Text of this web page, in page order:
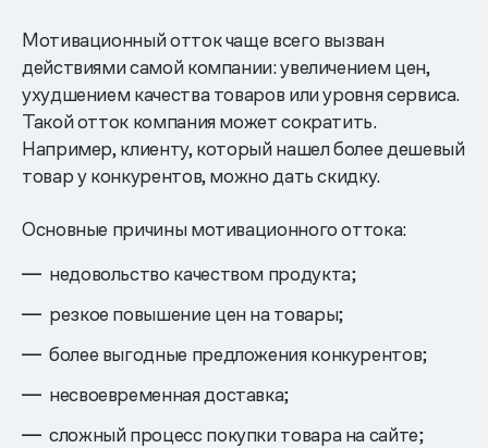
Мотивационный отток чаще всего вызван
действиями самой компании: увеличением цен,
ухудшением качества товаров или уровня сервиса.
Такой отток компания может сократить.
Например, клиенту, который нашел более дешевый
товар у конкурентов, можно дать скидку.
Основные причины мотивационного оттока:
недовольство качеством продукта;
резкое повышение цен на товары;
более выгодные предложения конкурентов;
несвоевременная доставка;
сложный процесс покупки товара на сайте;